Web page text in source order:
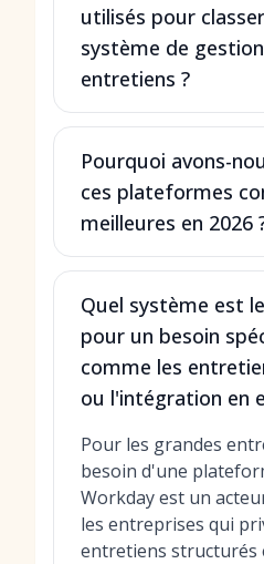
utilisés pour
système de
entretiens ?
Pourquoi avons-
ces plateformes
meilleures en 2026
Quel système est
pour un besoin
comme les
ou l'intégration en
Pour les grandes
besoin d'une
Workday est un
les entreprises qui
entretiens structurés